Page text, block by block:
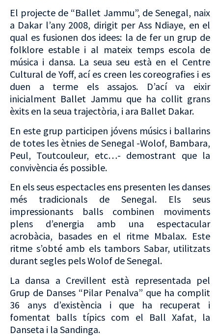
El projecte de “Ballet Jammu”, de Senegal, naix
a Dakar l’any 2008, dirigit per Ass Ndiaye, en el
qual es fusionen dos idees: la de fer un grup de
folklore estable i al mateix temps escola de
música i dansa. La seua seu està en el Centre
Cultural de Yoff, ací es creen les coreografies i es
duen a terme els assajos. D’ací va eixir
inicialment Ballet Jammu que ha collit grans
èxits en la seua trajectòria, i ara Ballet Dakar.
En este grup participen jóvens músics i ballarins
de totes les ètnies de Senegal -Wolof, Bambara,
Peul, Toutcouleur, etc…- demostrant que la
convivència és possible.
En els seus espectacles ens presenten les danses
més tradicionals de Senegal. Els seus
impressionants balls combinen moviments
plens d’energia amb una espectacular
acrobàcia, basades en el ritme Mbalax. Este
ritme s’obté amb els tambors Sabar, utilitzats
durant segles pels Wolof de Senegal.
La dansa a Crevillent està representada pel
Grup de Danses “Pilar Penalva” que ha complit
36 anys d’existència i que ha recuperat i
fomentat balls típics com el Ball Xafat, la
Danseta i la Sandinga.